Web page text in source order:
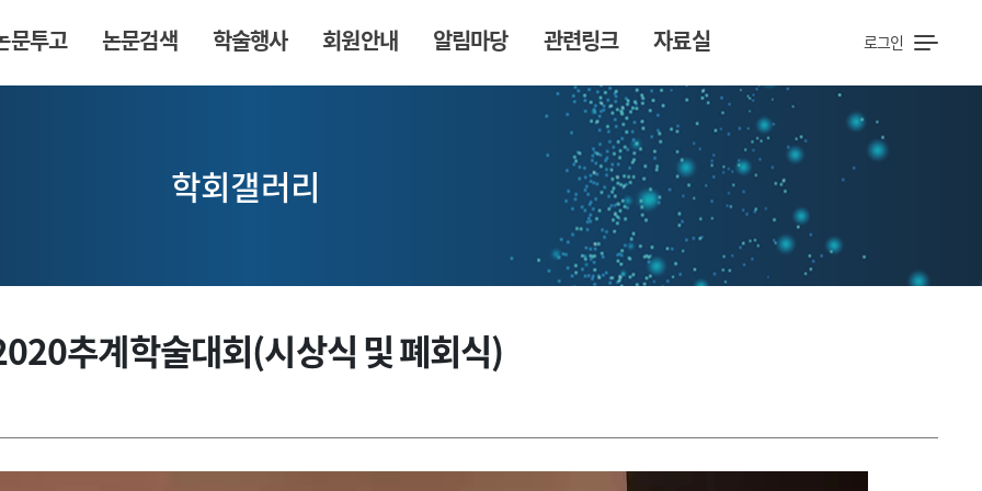
문투고 논문검색 학술행사 회원안내 알림마당 관련링크 자료실 로그인
학회갤러리
추계학술대회(시상식 및 폐회식)